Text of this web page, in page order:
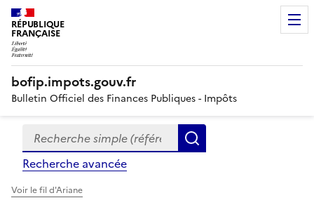
RÉPUBLIQUE
FRANÇAISE
bofip.impots.gouv.fr
Bulletin Officiel des Finances Publiques - Impôts
Formulaire
de
recherche
Recherche simple (références, mots clés, partie du
Recherche avancée
Voir le fil d'Ariane